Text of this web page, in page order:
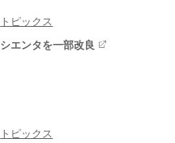
トピックス
シエンタを一部改良
トピックス